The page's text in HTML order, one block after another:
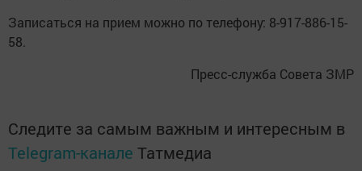
Записаться на прием можно по телефону: 8-917-886-15-
58.
Пресс-служба Совета ЗМР
Следите за самым важным и интересным в
Telegram-канале Татмедиа